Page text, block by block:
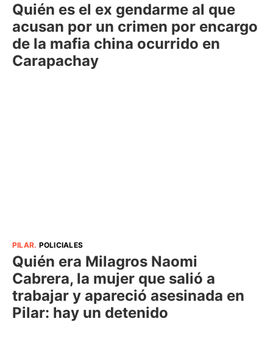
Quién es el ex gendarme al que
acusan por un crimen por encargo
de la mafia china ocurrido en
Carapachay
PILAR. POLICIALES
Quién era Milagros Naomi
Cabrera, la mujer que salió a
trabajar y apareció asesinada en
Pilar: hay un detenido